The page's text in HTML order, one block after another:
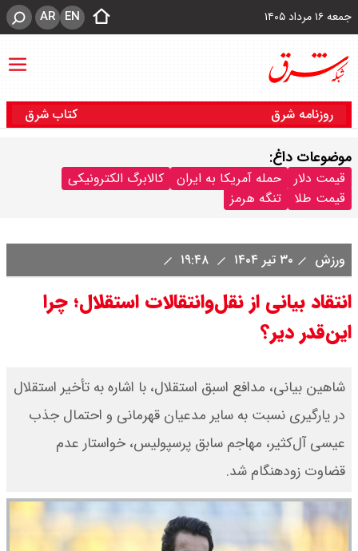
جمعه ۱۶ مرداد ۱۴۰۵ EN
AR
روزنامه شرق کتاب شرق
موضوعات داغ:
قیمت دلار حمله آمریکا به ایران
کالابرگ الکترونیکی
قیمت طلا
تنگه هرمز
ورزش ۳۰ تیر ۱۴۰۴
انتقاد بیانی از نقل‌وانتقالات استقلال؛ چرا
این‌قدر دیر؟
شاهین بیانی، مدافع اسبق استقلال، با اشاره به تأخیر استقلال
در یارگیری نسبت به سایر مدعیان قهرمانی و احتمال جذب
عیسی آل‌کثیر، مهاجم سابق پرسپولیس، خواستار عدم
قضاوت زودهنگام شد.